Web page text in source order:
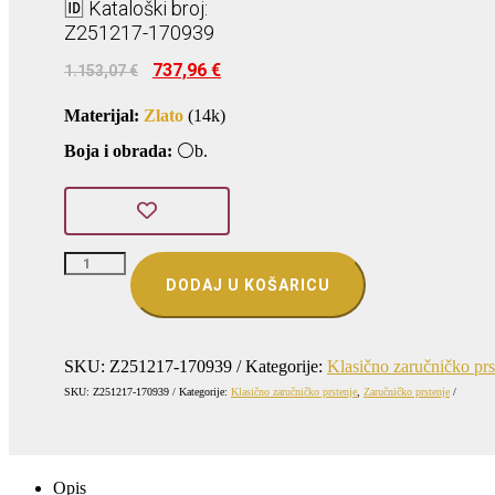
🆔 Kataloški broj:
Z251217-170939
1.153,07€
Izvorna
cijena
je:
737,96 €
Materijal: Zlato (14k)
Boja i obrada: ⚪b.
ZLATNI
ZARUČNI
DODAJ U KOŠARICU
SKU: Z251217-170939 Kategorije: Klasično zaručničko
SKU: Z251217-170939 Kategorije: Klasično zaručničko prstenje Zaručničko prstenje
Opis